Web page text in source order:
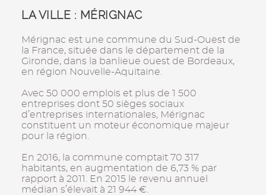
LA VILLE : MÉRIGNAC
Mérignac est une commune du Sud-Ouest de
la France, située dans le département de la
Gironde, dans la banlieue ouest de Bordeaux,
en région Nouvelle-Aquitaine.
Avec 50 000 emplois et plus de 1 500
entreprises dont 50 sièges sociaux
d’entreprises internationales, Mérignac
constituent un moteur économique majeur
pour la région.
En 2016, la commune comptait 70 317
habitants, en augmentation de 6,73 % par
rapport à 2011. En 2015 le revenu annuel
médian s’élevait à 21 944 €.